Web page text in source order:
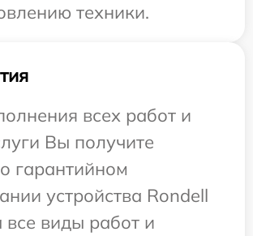
техники.
всех работ и
Вы получите
гарантийном
устройства Rondell
все виды работ и